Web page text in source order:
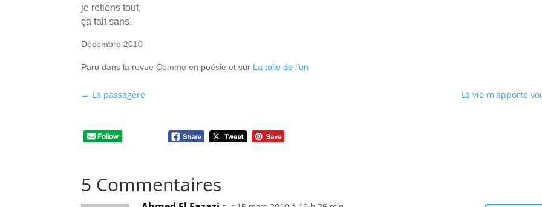
je retiens tout,
ça fait sans.
Décembre 2010
Paru dans la revue Comme en poésie et sur La toile de l’un
← La passagère La vie m'apporte
5 Commentaires